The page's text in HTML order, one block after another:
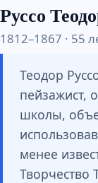
Руссо
1812–1867 · 55
Теодор
пейзажист,
школы,
менее
Творчество